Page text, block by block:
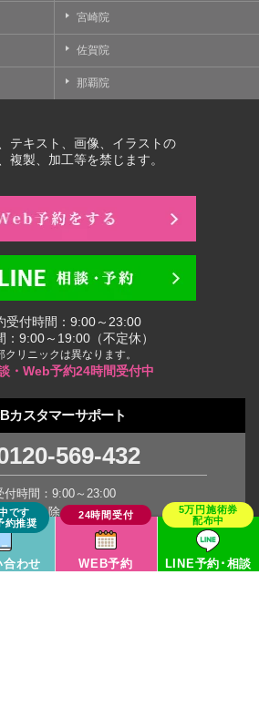
宮崎院
佐賀院
那覇院
テキスト、画像、イラストの
複製、加工等を禁じます。
受付時間：9:00～23:00
：9:00～19:00（不定休）
リニックは異なります。
・Web予約24時間受付中
カスタマーサポート
569-432
付時間：9:00～23:00
年始を除く土日祝日)
業の場合がございます。
合わせ WEB予約 LINE予約･相談